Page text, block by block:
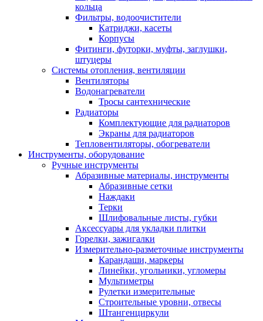
кольца
Фильтры, водоочистители
Катриджи, касеты
Корпусы
Фитинги, футорки, муфты, заглушки,
штуцеры
Системы отопления, вентиляции
Вентиляторы
Водонагреватели
Тросы сантехнические
Радиаторы
Комплектующие для радиаторов
Экраны для радиаторов
Тепловентиляторы, обогреватели
Инструменты, оборудование
Ручные инструменты
Абразивные материалы, инструменты
Абразивные сетки
Наждаки
Терки
Шлифовальные листы, губки
Аксессуары для укладки плитки
Горелки, зажигалки
Измерительно-разметочные инструменты
Карандаши, маркеры
Линейки, угольники, угломеры
Мультиметры
Рулетки измерительные
Строительные уровни, отвесы
Штангенциркули